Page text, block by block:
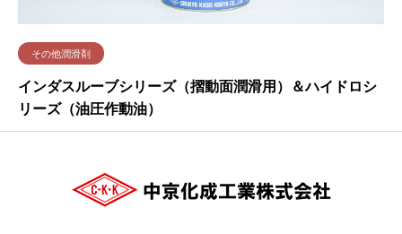
その他潤滑剤
インダスルーブシリーズ（摺動面潤滑用）＆ハイドロシ
リーズ（油圧作動油）